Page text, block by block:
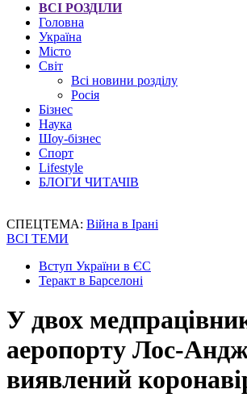
ВСІ РОЗДІЛИ
Головна
Україна
Місто
Світ
Всі новини розділу
Росія
Бізнес
Наука
Шоу-бізнес
Спорт
Lifestyle
БЛОГИ ЧИТАЧІВ
СПЕЦТЕМА: Війна в Ірані
ВСІ ТЕМИ
Вступ України в ЄС
Теракт в Барселоні
У двох
аеропорту Лос-
виявлений